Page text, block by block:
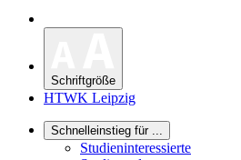
Schriftgröße
HTWK Leipzig
Schnelleinstieg für ...
Studieninteressierte